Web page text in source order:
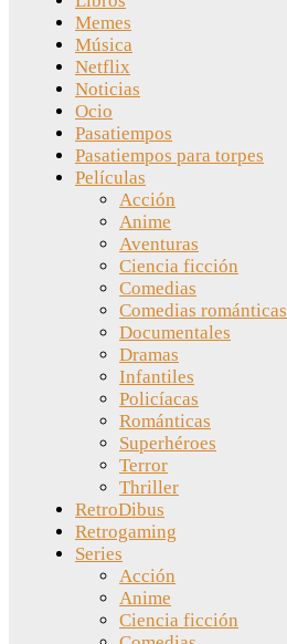
Memes
Música
Netflix
Noticias
Ocio
Pasatiempos
Pasatiempos para torpes
Películas
Acción
Anime
Aventuras
Ciencia ficción
Comedias
Comedias románticas
Documentales
Dramas
Infantiles
Policíacas
Románticas
Superhéroes
Terror
Thriller
RetroDibus
Retrogaming
Series
Acción
Anime
Ciencia ficción